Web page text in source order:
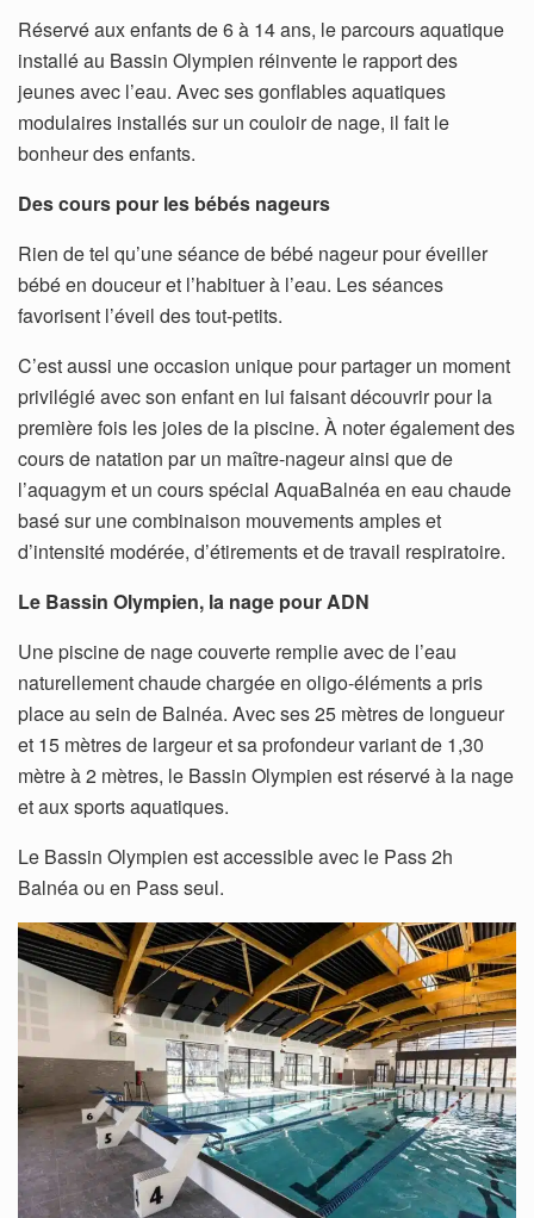
Réservé aux enfants de 6 à 14 ans, le parcours aquatique
installé au Bassin Olympien réinvente le rapport des
jeunes avec l’eau. Avec ses gonflables aquatiques
modulaires installés sur un couloir de nage, il fait le
bonheur des enfants.
Des cours pour les bébés nageurs
Rien de tel qu’une séance de bébé nageur pour éveiller
bébé en douceur et l’habituer à l’eau. Les séances
favorisent l’éveil des tout-petits.
C’est aussi une occasion unique pour partager un moment
privilégié avec son enfant en lui faisant découvrir pour la
première fois les joies de la piscine. À noter également des
cours de natation par un maître-nageur ainsi que de
l’aquagym et un cours spécial AquaBalnéa en eau chaude
basé sur une combinaison mouvements amples et
d’intensité modérée, d’étirements et de travail respiratoire.
Le Bassin Olympien, la nage pour ADN
Une piscine de nage couverte remplie avec de l’eau
naturellement chaude chargée en oligo-éléments a pris
place au sein de Balnéa. Avec ses 25 mètres de longueur
et 15 mètres de largeur et sa profondeur variant de 1,30
mètre à 2 mètres, le Bassin Olympien est réservé à la nage
et aux sports aquatiques.
Le Bassin Olympien est accessible avec le Pass 2h
Balnéa ou en Pass seul.